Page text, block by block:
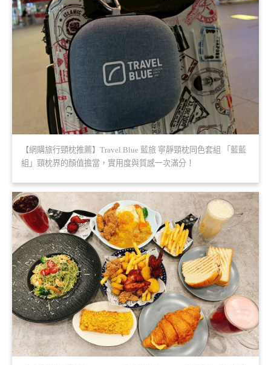
【網購旅行頸枕推薦】Travel Blue 藍旅 寧靜頸枕同色套組 「藍藍
組」頸枕界的顏值擔當，實用度與質感一次滿分！